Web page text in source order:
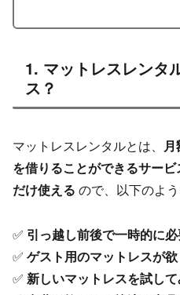
1. マットレスレンタ
ス？
マットレスレンタルとは、
を借りることができるサービ
だけ使える ので、以下のよ
✅ 引っ越し前後で一時的に
✅ ゲスト用のマットレスが
✅ 新しいマットレスを試し